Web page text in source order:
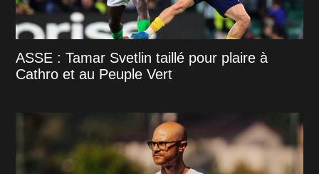
ASSE : Tamar Svetlin taillé pour plaire à
Cathro et au Peuple Vert